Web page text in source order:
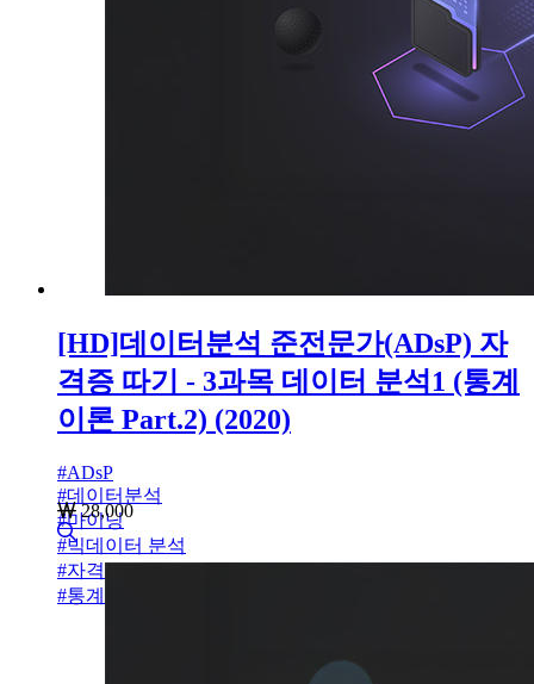
[HD]데이터분석 준전문가(ADsP) 자
격증 따기 - 3과목 데이터 분석1 (통계
이론 Part.2) (2020)
#ADsP
#데이터분석
#마이닝
#빅데이터 분석
#자격증
#통계이론
28,000